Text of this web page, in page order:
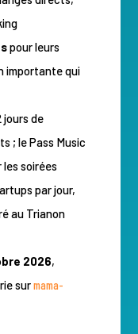
pour leurs
importante qui
jours de
; le Pass Music
soirées
par jour,
au Trianon
2026,
surmama-